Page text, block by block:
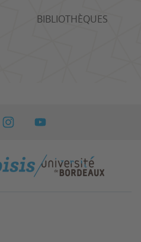
BIBLIOTHÈQUES